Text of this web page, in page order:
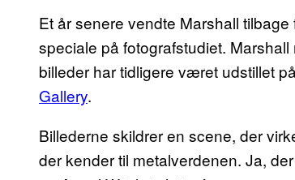
Et år senere vendte Marshall
speciale på fotografstudiet.
billeder har tidligere været udstillet
Gallery.
Billederne skildrer en scene, der
der kender til metalverdenen. Ja,